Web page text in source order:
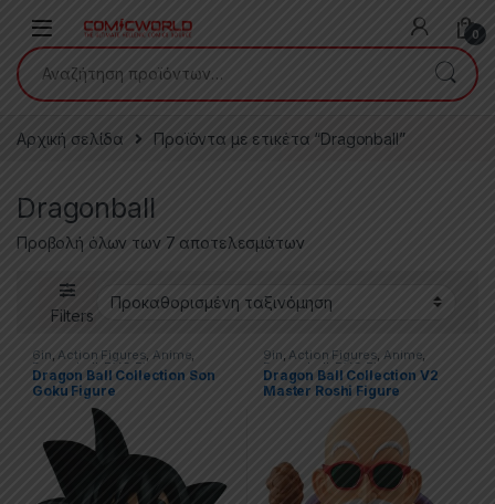
0
Αναζήτηση για:
Αρχική σελίδα Προϊόντα με ετικέτα “Dragonball”
Dragonball
Προβολή όλων των 7 αποτελεσμάτων
Filters
6in,Action Figures,Anime,
Dragonball PVC Figures
Statues
Dragon Ball Collection Son
Goku Figure
9in,Action Figures,Anime,
Dragonball PVC Figures
Statues
Dragon Ball Collection V2
Master Roshi Figure